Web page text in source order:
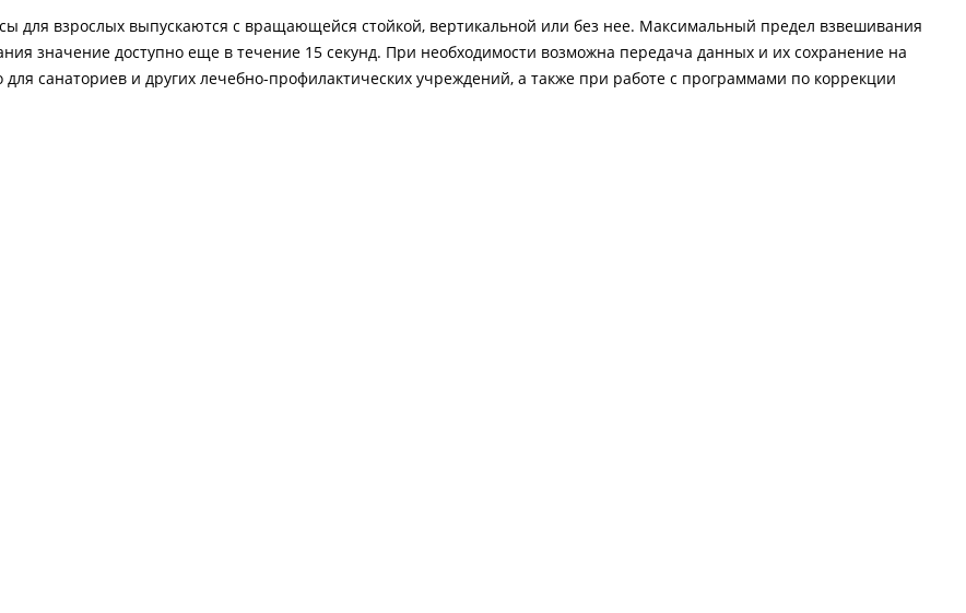
для взрослых выпускаются с вращающейся стойкой, вертикальной или без нее. Максимальный предел взвешивания
значение доступно еще в течение 15 секунд. При необходимости возможна передача данных и их сохранение на
для санаториев и других лечебно-профилактических учреждений, а также при работе с программами по коррекции